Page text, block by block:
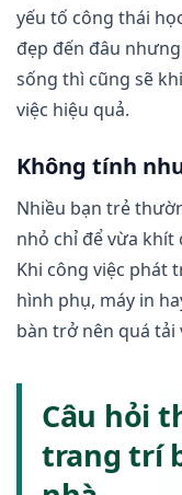
yếu tố công thái
đẹp đến đâu
sống thì cũng sẽ
việc hiệu quả.
Không tính
Nhiều bạn trẻ
nhỏ chỉ để vừa khít
Khi công việc phát
hình phụ, máy in
bàn trở nên quá tải
Câu hỏi
trang trí